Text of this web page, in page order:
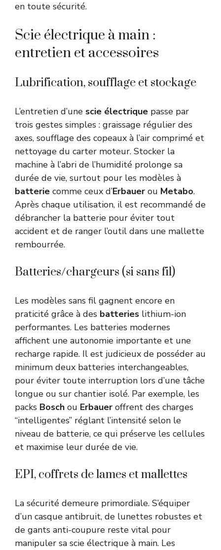
en toute sécurité.
Scie électrique à main :
entretien et accessoires
Lubrification, soufflage et stockage
L’entretien d’une scie électrique passe par
trois gestes simples : graissage régulier des
axes, soufflage des copeaux à l’air comprimé et
nettoyage du carter moteur. Stocker la
machine à l’abri de l’humidité prolonge sa
durée de vie, surtout pour les modèles à
batterie comme ceux d’Erbauer ou Metabo.
Après chaque utilisation, il est recommandé de
débrancher la batterie pour éviter tout
accident et de ranger l’outil dans une mallette
rembourrée.
Batteries/chargeurs (si sans fil)
Les modèles sans fil gagnent encore en
praticité grâce à des batteries lithium-ion
performantes. Les batteries modernes
affichent une autonomie importante et une
recharge rapide. Il est judicieux de posséder au
minimum deux batteries interchangeables,
pour éviter toute interruption lors d’une tâche
longue ou sur chantier isolé. Par exemple, les
packs Bosch ou Erbauer offrent des charges
“intelligentes” réglant l’intensité selon le
niveau de batterie, ce qui préserve les cellules
et maximise leur durée de vie.
EPI, coffrets de lames et mallettes
La sécurité demeure primordiale. S’équiper
d’un casque antibruit, de lunettes robustes et
de gants anti-coupure reste vital pour
manipuler sa scie électrique à main. Les